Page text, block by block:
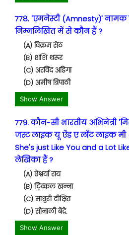
778. 'एमनेस्टी (Amnesty)'
निम्नलिखित में से कौन हैं ?
(A) विक्रम सेठ
(B) शशि थरूर
(C) अरविंद अडिगा
(D) अमीष त्रिपाठी
Show Answer
779. कौन-सी भारतीय अभिनेत्री
जस्ट लाइक यू ऐंड ए लॉट लाइक मी
She's just Like You and a Lot
लेखिका हैं ?
(A) ऐश्वर्या राय
(B) ट्व्किल खन्ना
(C) माधुरी दीक्षित
(D) सोनाली बेंद्रे.
Show Answer